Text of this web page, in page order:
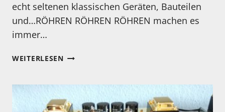
echt seltenen klassischen Geräten, Bauteilen
und…RÖHREN RÖHREN RÖHREN machen es
immer…
WEITERLESENRÖHREN